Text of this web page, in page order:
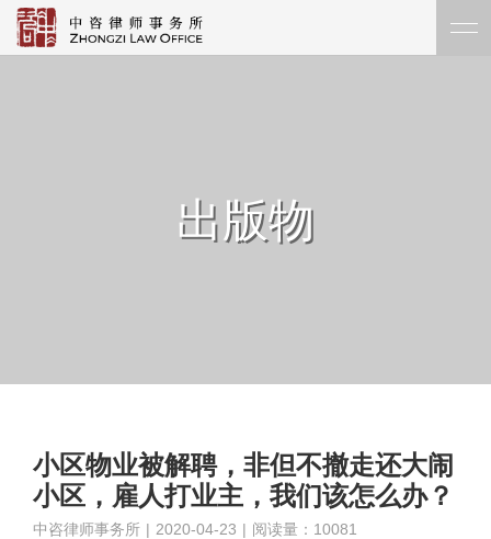
出版物
小区物业被解聘，非但不撤走还大闹
小区，雇人打业主，我们该怎么办？
中咨律师事务所 | 2020-04-23 | 阅读量：10081